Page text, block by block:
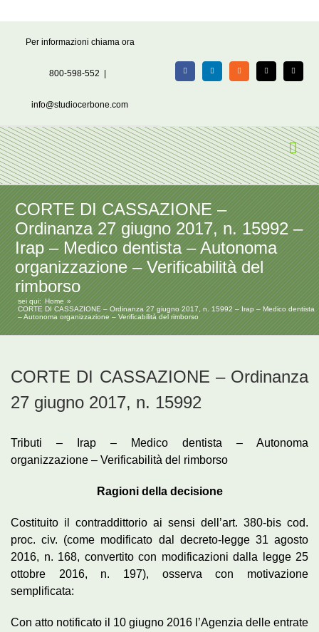
Per informazioni chiama ora
800-598-552
info@studiocerbone.com
FacebookLinkedIn Rss X Email
CORTE DI CASSAZIONE –
Ordinanza 27 giugno 2017, n. 15992 –
Irap – Medico dentista – Autonoma
organizzazione – Verificabilità del
rimborso
sei qui:
Home
CORTE DI CASSAZIONE – Ordinanza 27 giugno 2017, n. 15992 – Irap – Medico dentista
– Autonoma organizzazione – Verificabilità del rimborso
CORTE DI CASSAZIONE – Ordinanza
27 giugno 2017, n. 15992
Tributi – Irap – Medico dentista – Autonoma
organizzazione – Verificabilità del rimborso
Ragioni della decisione
Costituito il contraddittorio ai sensi dell’art. 380-bis cod.
proc. civ. (come modificato dal decreto-legge 31 agosto
2016, n. 168, convertito con modificazioni dalla legge 25
ottobre 2016, n. 197), osserva con motivazione
semplificata:
Con atto notificato il 10 giugno 2016 l’Agenzia delle entrate